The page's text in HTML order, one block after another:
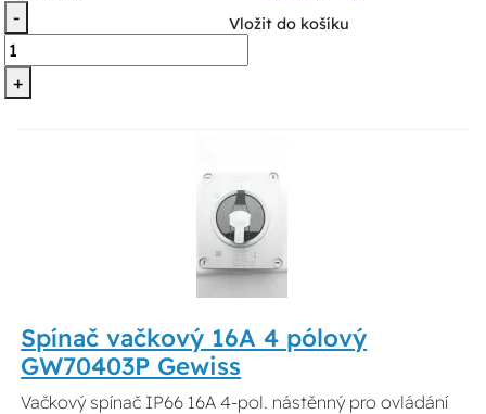
-
+
Vložit do košíku
Spínač vačkový 16A 4 pólový
GW70403P Gewiss
Vačkový spínač IP66 16A 4-pol. nástěnný pro ovládání